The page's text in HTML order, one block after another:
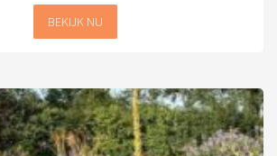
BEKIJK NU